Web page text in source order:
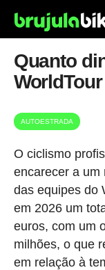
Quanto
AUTOESTRADA
O ciclismo
encarecer a um
das equipes do
em 2026 um
euros, com um
milhões, o que
em relação à